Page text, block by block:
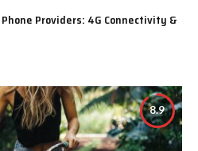
Providers: 4G Connectivity &
8.9